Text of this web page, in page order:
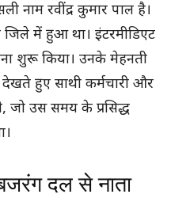
नाम रवींद्र कुमार पाल है।
में हुआ था। इंटरमीडिएट
शुरू किया। उनके मेहनती
हुए साथी कर्मचारी और
जो उस समय के प्रसिद्ध
दल से नाता